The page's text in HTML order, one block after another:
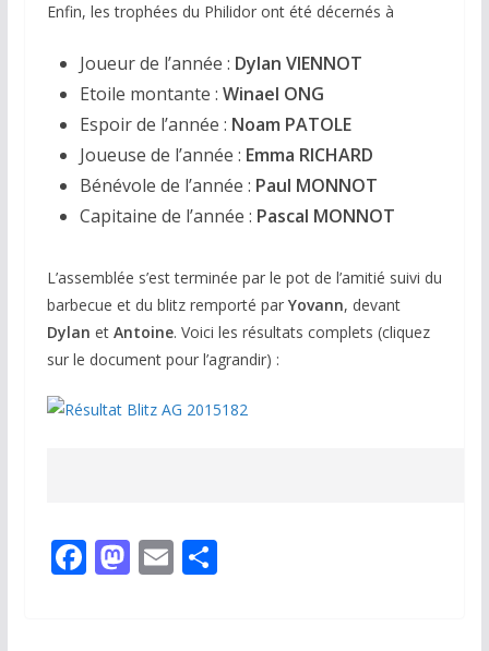
Enfin, les trophées du Philidor ont été décernés à
Joueur de l’année : Dylan VIENNOT
Etoile montante : Winael ONG
Espoir de l’année : Noam PATOLE
Joueuse de l’année : Emma RICHARD
Bénévole de l’année : Paul MONNOT
Capitaine de l’année : Pascal MONNOT
L’assemblée s’est terminée par le pot de l’amitié suivi du
barbecue et du blitz remporté par Yovann, devant
Dylan et Antoine. Voici les résultats complets (cliquez
sur le document pour l’agrandir) :
F M E P